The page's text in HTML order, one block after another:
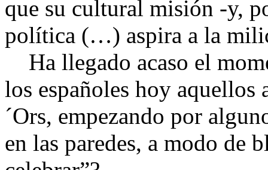
que su cultural misión -y,
política (…) aspira a la
Ha llegado acaso el
los españoles hoy aquellos
´Ors, empezando por
en las paredes, a modo de